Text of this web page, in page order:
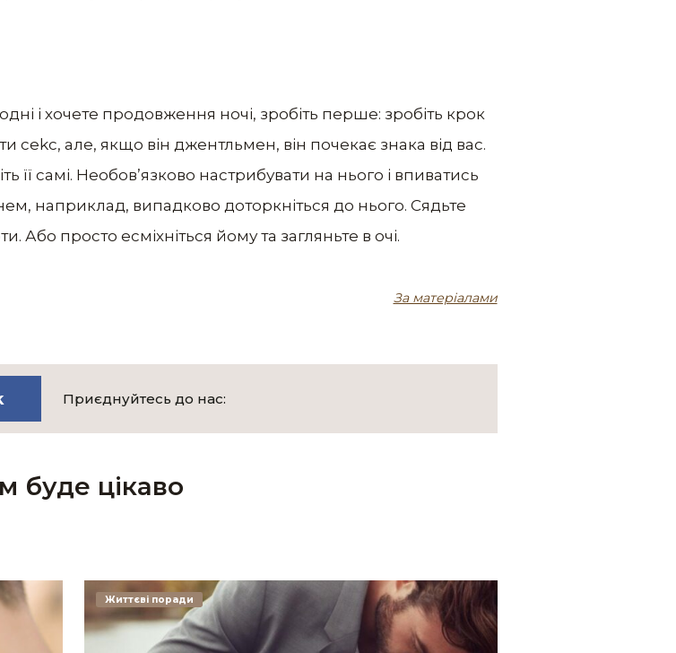
і хочете продовження ночі, зробіть перше: зробіть крок
сеkс, але, якщо він джентльмен, він почекає знака від вас.
самі. Необов’язково настрибувати на нього і впиватись
наприклад, випадково доторкніться до нього. Сядьте
Або просто eсміхніться йому та загляньте в очі.
За матеріалами
Приєднуйтесь до нас:
буде цікаво
Життєві поради